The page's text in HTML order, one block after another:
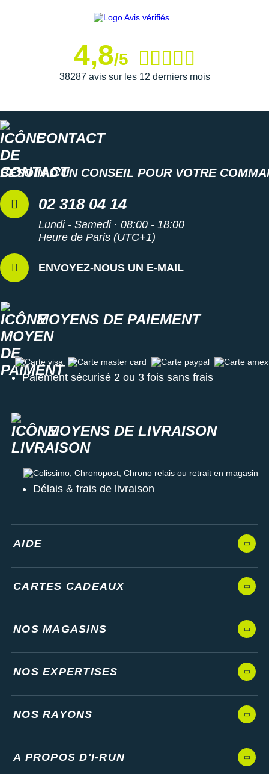
Semelle intérieure inamovible
Les autres produits Nike
4,8/5
38287 avis sur les 12 derniers mois
CONTACT
BESOIN D'UN CONSEIL POUR VOTRE
02 318 04 14
Lundi - Samedi · 08:00 - 18:00
Heure de Paris (UTC+1)
ENVOYEZ-NOUS UN E-MAIL
MOYENS DE PAIEMENT
Carte visa Carte master card Carte paypal Carte amex
Paiement sécurisé 2 ou 3 fois sans frais
MOYENS DE LIVRAISON
Colissimo, Chronopost, Chrono relais ou retrait en magasin
Délais & frais de livraison
AIDE
CARTES CADEAUX
NOS MAGASINS
NOS EXPERTISES
NOS RAYONS
A PROPOS D'I-RUN